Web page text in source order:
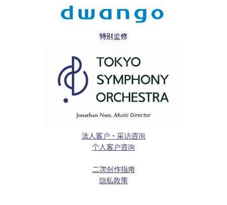
特别监修
法人客户・采访咨询
个人客户咨询
二次创作指南
隐私政策